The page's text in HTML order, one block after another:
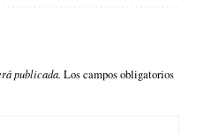
publicada. Los campos obligatorios